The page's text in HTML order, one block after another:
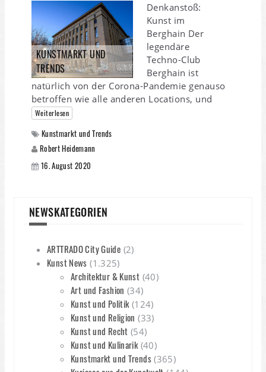
KUNSTMARKT UND
TRENDS
Denkanstoß:
Kunst im
Berghain Der
legendäre
Techno-Club
Berghain ist
natürlich von der Corona-Pandemie genauso
betroffen wie alle anderen Locations, und
Weiterlesen
Kunstmarkt und Trends
Robert Heidemann
16. August 2020
NEWSKATEGORIEN
ARTTRADO City Guide (2)
Kunst News (1.325)
Architektur & Kunst (40)
Art und Fashion (34)
Kunst und Politik(124)
Kunst und Religion (33)
Kunst und Recht (54)
Kunst und Kulinarik(40)
Kunstmarkt und Trends(365)